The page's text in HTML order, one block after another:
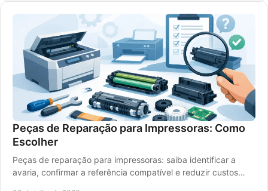
Peças de Reparação para Impressoras: Como
Escolher
Peças de reparação para impressoras: saiba identificar a
avaria, confirmar a referência compatível e reduzir custos